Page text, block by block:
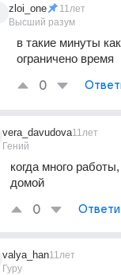
zloi_one
Высший разум
11лет
в такие минуты
ограничено время
0
vera_davudova
Гений
11лет
когда много
домой
0
valya_han
Гуру
11лет